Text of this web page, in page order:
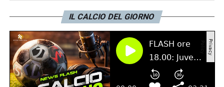
IL CALCIO DEL GIORNO